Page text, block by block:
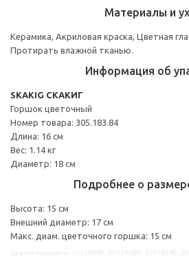
Материалы и
Керамика, Акриловая краска, Цветная
Протирать влажной тканью.
Информация об
SKAKIG СКАКИГ
Горшок цветочный
Номер товара: 305.183.84
Длина: 16 см
Вес: 1.14 кг
Диаметр: 18 см
Подробнее о
Высота: 15 см
Внешний диаметр: 17 см
Макс. диам. цветочного горшка: 15 см